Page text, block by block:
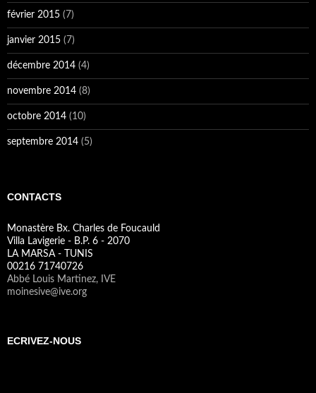
février 2015 (7)
janvier 2015 (7)
décembre 2014 (4)
novembre 2014 (8)
octobre 2014 (10)
septembre 2014 (5)
CONTACTS
Monastère Bx. Charles de Foucauld
Villa Lavigerie - B.P. 6 - 2070
LA MARSA - TUNIS
00216 71740726
Abbé Louis Martinez, IVE
moinesive@ive.org
ECRIVEZ-NOUS